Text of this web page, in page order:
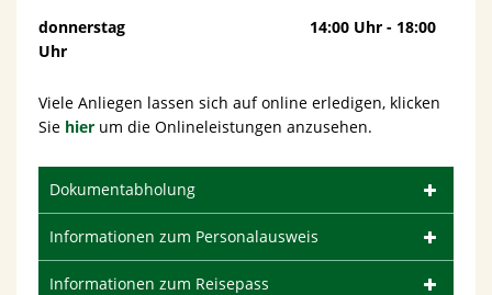
donnerstag 14:00 Uhr - 18:00
Uhr
Viele Anliegen lassen sich auf online erledigen, klicken
Sie hierum die Onlineleistungen anzusehen.
Dokumentabholung
Informationen zum Personalausweis
Informationen zum Reisepass